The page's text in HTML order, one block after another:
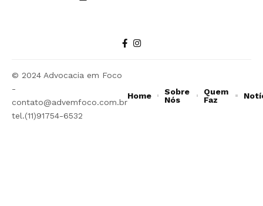
© 2024 Advocacia em Foco
-
contato@advemfoco.com.br
tel.(11)91754-6532
Home
Sobre
Nós
Quem
Faz